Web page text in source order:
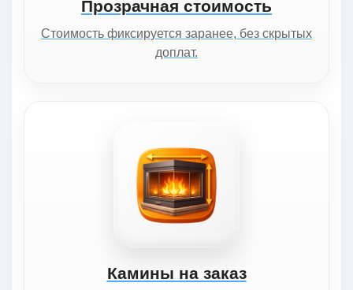
Прозрачная стоимость
Стоимость фиксируется заранее, без скрытых
доплат.
Камины на заказ